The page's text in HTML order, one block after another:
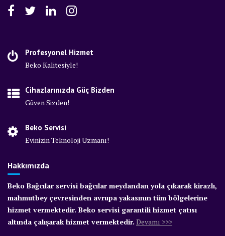
Profesyonel Hizmet
Beko Kalitesiyle!
Cihazlarınızda Güç Bizden
Güven Sizden!
Beko Servisi
Evinizin Teknoloji Uzmanı!
Hakkımızda
Beko Bağcılar servisi bağcılar meydandan yola çıkarak kirazlı,
mahmutbey çevresinden avrupa yakasının tüm bölgelerine
hizmet vermektedir. Beko servisi garantili hizmet çatısı
altında çalışarak hizmet vermektedir. Devamı >>>